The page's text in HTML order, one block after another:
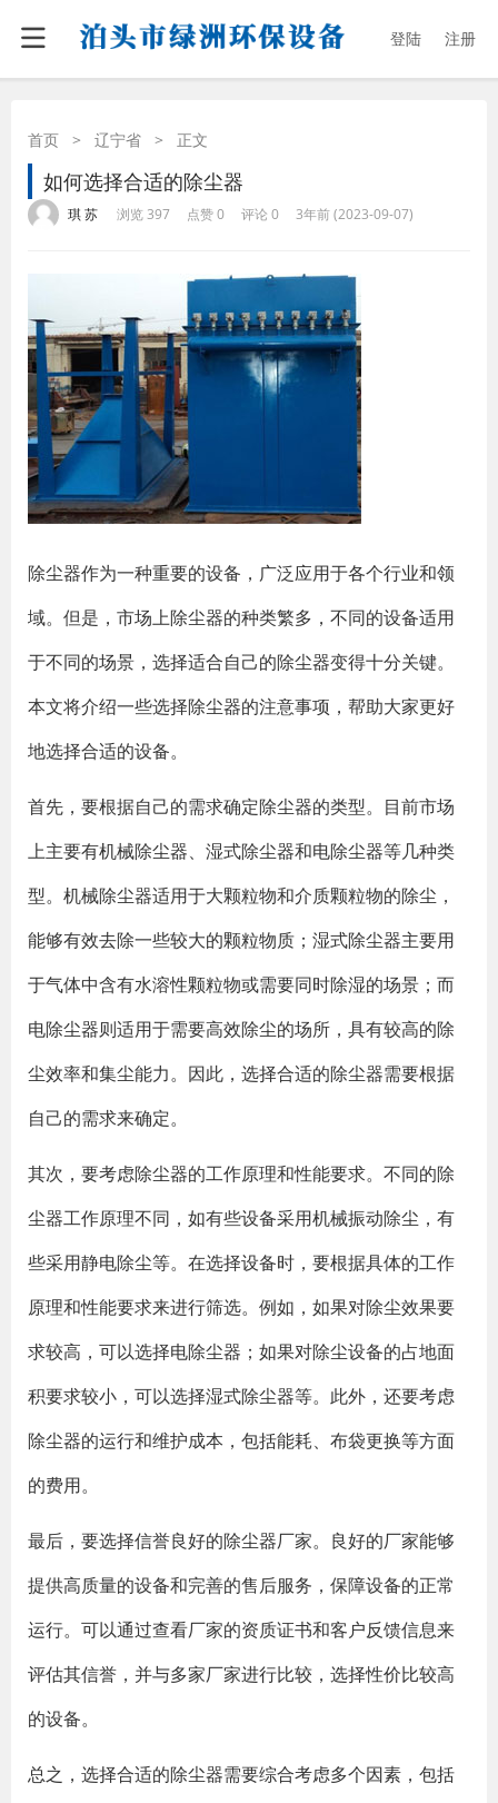
登陆 注册
首页 > 辽宁省 > 正文
如何选择合适的除尘器
琪 苏 浏览 397 点赞 0 评论 0 3年前 (2023-09-07)
除尘器作为一种重要的设备，广泛应用于各个行业和领
域。但是，市场上除尘器的种类繁多，不同的设备适用
于不同的场景，选择适合自己的除尘器变得十分关键。
本文将介绍一些选择除尘器的注意事项，帮助大家更好
地选择合适的设备。
首先，要根据自己的需求确定除尘器的类型。目前市场
上主要有机械除尘器、湿式除尘器和电除尘器等几种类
型。机械除尘器适用于大颗粒物和介质颗粒物的除尘，
能够有效去除一些较大的颗粒物质；湿式除尘器主要用
于气体中含有水溶性颗粒物或需要同时除湿的场景；而
电除尘器则适用于需要高效除尘的场所，具有较高的除
尘效率和集尘能力。因此，选择合适的除尘器需要根据
自己的需求来确定。
其次，要考虑除尘器的工作原理和性能要求。不同的除
尘器工作原理不同，如有些设备采用机械振动除尘，有
些采用静电除尘等。在选择设备时，要根据具体的工作
原理和性能要求来进行筛选。例如，如果对除尘效果要
求较高，可以选择电除尘器；如果对除尘设备的占地面
积要求较小，可以选择湿式除尘器等。此外，还要考虑
除尘器的运行和维护成本，包括能耗、布袋更换等方面
的费用。
最后，要选择信誉良好的除尘器厂家。良好的厂家能够
提供高质量的设备和完善的售后服务，保障设备的正常
运行。可以通过查看厂家的资质证书和客户反馈信息来
评估其信誉，并与多家厂家进行比较，选择性价比较高
的设备。
总之，选择合适的除尘器需要综合考虑多个因素，包括